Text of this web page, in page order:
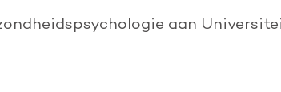
aan